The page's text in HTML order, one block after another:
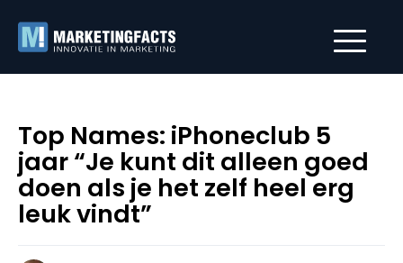
Top Names: iPhoneclub 5
jaar “Je kunt dit alleen goed
doen als je het zelf heel erg
leuk vindt”